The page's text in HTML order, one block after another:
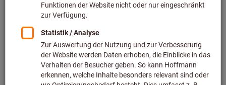
Bild zum Vergrößern anklicken